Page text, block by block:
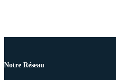
Notre Réseau